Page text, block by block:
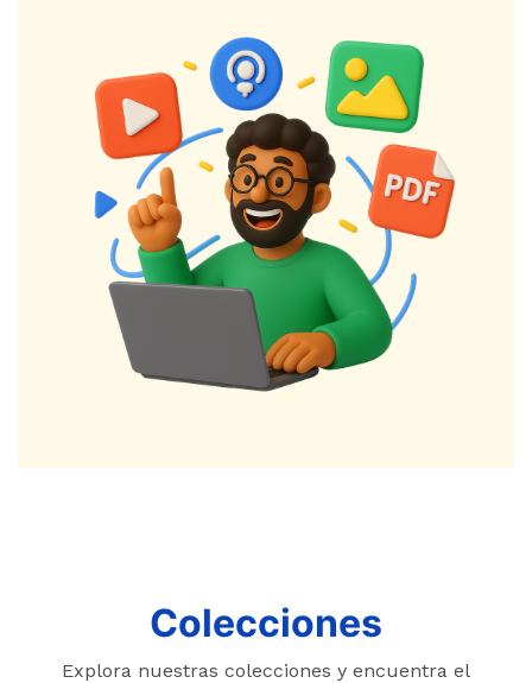
Colecciones
Explora nuestras colecciones y encuentra el